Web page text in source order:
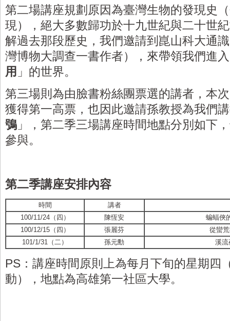
第二場講座規劃原因為臺灣生物的發現史
現），絕大多數歸功於十九世紀與二十世
解過去那段歷史，我們邀請到崑山科大通
灣博物大調查一書作者），來帶領我們進
用 」的世界。
第三場則為由臉書粉絲團票選的講者，本
獲得第一高票，也因此邀請孫教授為我們
鴞 」，第二季三場講座時間地點分別如下
參與。
第二季講座安排內容
時間
講者
100/11/24（四）
陳恆安
蝙蝠俠
100/12/15（四）
張麗芬
從蠻
101/1/31（二）
孫元勳 溪流
PS：講座時間原則上為每月下旬的星期四
動），地點為高雄第一社區大學。